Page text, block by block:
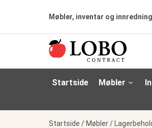
Møbler, inventar og
Startside Møbler
Startside / Møbler/